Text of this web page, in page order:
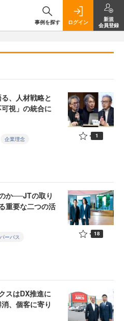
事例を探す ログイン
新規
会員登録
、人材戦略と
視」の統合に
企業理念 1
か──JTの取り
重要な二つの活
パーパス 18
スはDX推進に
、個客に寄り